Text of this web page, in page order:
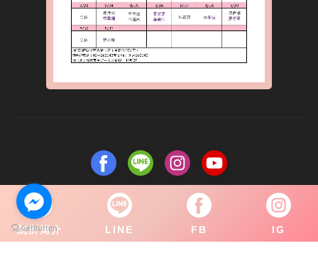
關於怡康 醫師團隊 療程項目 美麗分享
聯絡我們
院所簡介
LINE FB IG